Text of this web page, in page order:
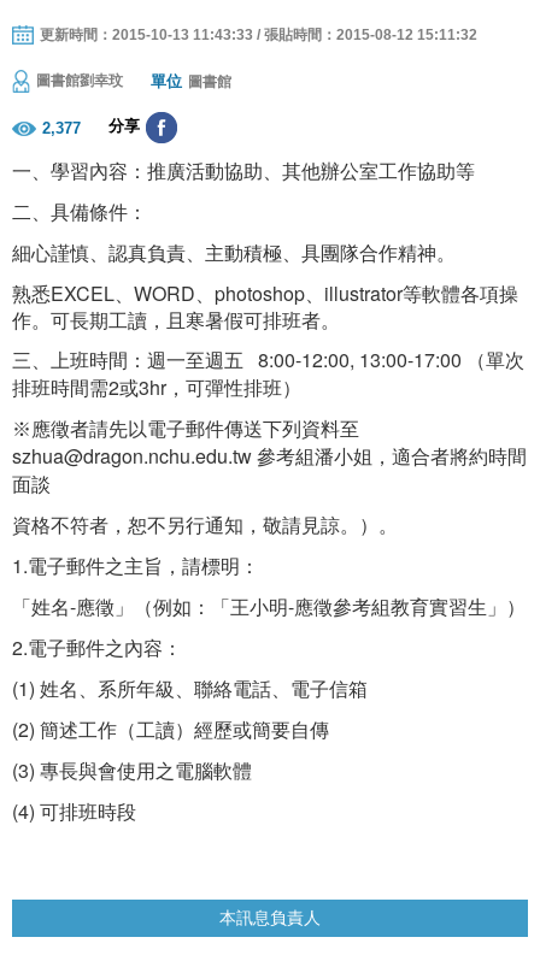
更新時間：2015-10-13 11:43:33 / 張貼時間：2015-08-12 15:11:32
圖書館劉幸玟 單位 圖書館
2,377 分享
一、學習內容：推廣活動協助、其他辦公室工作協助等
二、具備條件：
細心謹慎、認真負責、主動積極、具團隊合作精神。
熟悉EXCEL、WORD、photoshop、illustrator等軟體各項操
作。可長期工讀，且寒暑假可排班者。
三、上班時間：週一至週五 8:00-12:00, 13:00-17:00
（單次
排班時間需2或3hr，可彈性排班）
※應徵者請先以電子郵件傳送下列資料至
szhua@dragon.nchu.edu.tw 參考組潘小姐，適合者將約時間
面談
資格不符者，恕不另行通知，敬請見諒。）。
1.電子郵件之主旨，請標明：
「姓名-應徵」（例如：「王小明-應徵參考組教育實習生」）
2.電子郵件之內容：
(1) 姓名、系所年級、聯絡電話、電子信箱
(2) 簡述工作（工讀）經歷或簡要自傳
(3) 專長與會使用之電腦軟體
(4) 可排班時段
本訊息負責人